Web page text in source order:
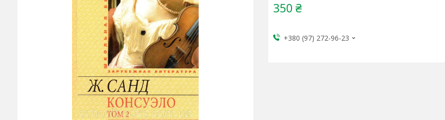
350 ₴
+380 (97) 272-96-23